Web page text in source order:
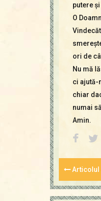
putere
O
ori de
Nu mă
ci ajută-
chiar
numai
Amin.
Articolul